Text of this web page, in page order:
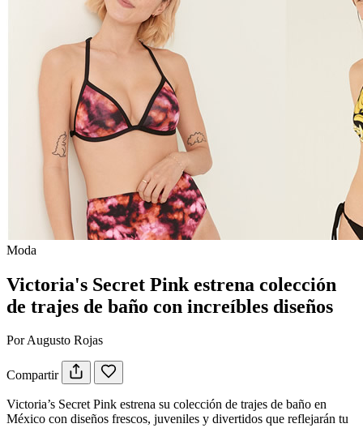
Moda
Victoria's Secret Pink estrena colección
de trajes de baño con increíbles diseños
Por Augusto Rojas
Compartir
Victoria’s Secret Pink estrena su colección de trajes de baño en
México con diseños frescos, juveniles y divertidos que reflejarán tu